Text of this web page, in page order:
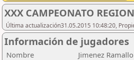
XXX CAMPEONATO
Última actualización31.05.2015 10:48:20,
Información de jugadores
Nombre
Jimenez